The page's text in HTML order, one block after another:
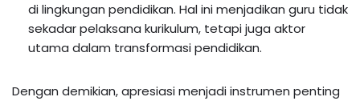
di lingkungan pendidikan. Hal ini menjadikan guru tidak
sekadar pelaksana kurikulum, tetapi juga aktor
utama dalam transformasi pendidikan.
Dengan demikian, apresiasi menjadi instrumen penting